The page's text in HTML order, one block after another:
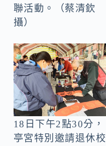
聯活動。（蔡清欽
攝）
18日下午2點30分，
亭宮特別邀請退休校